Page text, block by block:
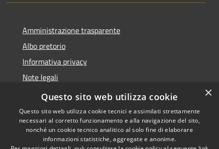
Amministrazione trasparente
Albo pretorio
Informativa privacy
Note legali
Dichiarazione di accessibilità
Copyright © 2026 • Comune di
×
Questo sito web utilizza cookie
Questo sito web utilizza cookie tecnici e assimilati strettamente
necessari al corretto funzionamento e alla navigazione del sito,
nonché un cookie tecnico analitico al solo fine di elaborare
informazioni statistiche, aggregate e anonime.